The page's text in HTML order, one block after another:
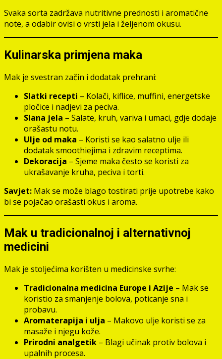
Svaka sorta zadržava nutritivne prednosti i aromatične
note, a odabir ovisi o vrsti jela i željenom okusu.
Kulinarska primjena maka
Mak je svestran začin i dodatak prehrani:
Slatki recepti – Kolači, kiflice, muffini, energetske
pločice i nadjevi za peciva.
Slana jela – Salate, kruh, variva i umaci, gdje dodaje
orašastu notu.
Ulje od maka – Koristi se kao salatno ulje ili
dodatak smoothiejima i zdravim receptima.
Dekoracija – Sjeme maka često se koristi za
ukrašavanje kruha, peciva i torti.
Savjet: Mak se može blago tostirati prije upotrebe kako
bi se pojačao orašasti okus i aroma.
Mak u tradicionalnoj i alternativnoj
medicini
Mak je stoljećima korišten u medicinske svrhe:
Tradicionalna medicina Europe i Azije – Mak se
koristio za smanjenje bolova, poticanje sna i
probavu.
Aromaterapija i ulja – Makovo ulje koristi se za
masaže i njegu kože.
Prirodni analgetik – Blagi učinak protiv bolova i
upalnih procesa.